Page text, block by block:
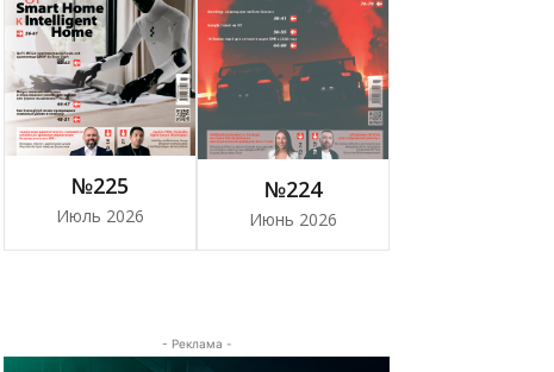
№225
Июль 2026
№224
Июнь 2026
- Реклама -